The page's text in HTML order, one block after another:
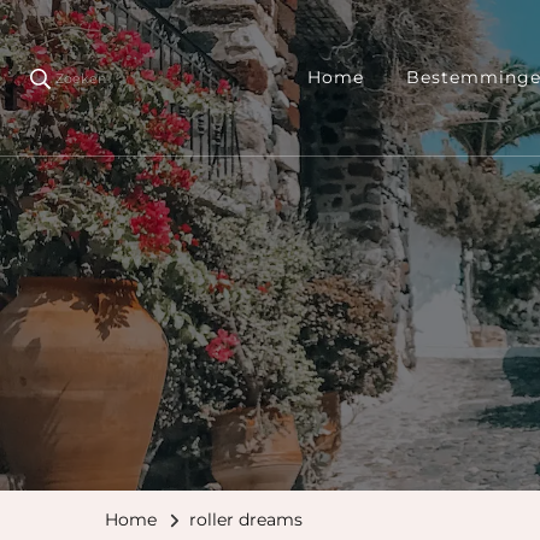
Zoeken Home
Home roller dreams